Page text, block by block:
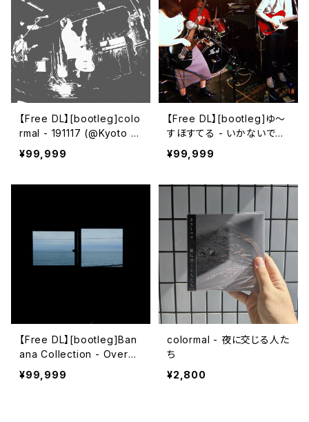
【Free DL】[bootleg​]​colo
rmal - 191117 (​@​Kyoto Cl
ub Metro)
¥99,999
【Free DL】[bootleg​]​ゆ～
すほすてる - いかないで～​/​
解散​
¥99,999
【Free DL】[bootleg]Ban
ana Collection - Overdu
e Ticket
¥99,999
colormal - 夜に交じる人た
ち
¥2,800